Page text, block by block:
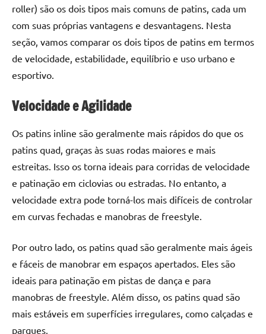
roller) são os dois tipos mais comuns de patins, cada um
com suas próprias vantagens e desvantagens. Nesta
seção, vamos comparar os dois tipos de patins em termos
de velocidade, estabilidade, equilíbrio e uso urbano e
esportivo.
Velocidade e Agilidade
Os patins inline são geralmente mais rápidos do que os
patins quad, graças às suas rodas maiores e mais
estreitas. Isso os torna ideais para corridas de velocidade
e patinação em ciclovias ou estradas. No entanto, a
velocidade extra pode torná-los mais difíceis de controlar
em curvas fechadas e manobras de freestyle.
Por outro lado, os patins quad são geralmente mais ágeis
e fáceis de manobrar em espaços apertados. Eles são
ideais para patinação em pistas de dança e para
manobras de freestyle. Além disso, os patins quad são
mais estáveis em superfícies irregulares, como calçadas e
parques.